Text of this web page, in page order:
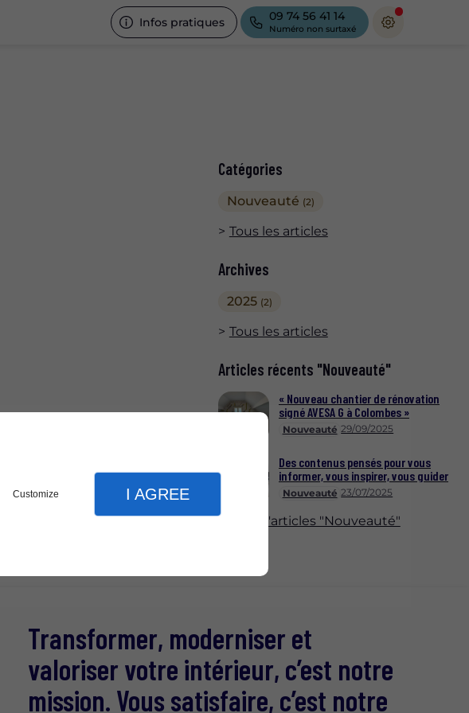
Customize I AGREE
Infos pratiques 09 74 56 41 14
Numéro non surtaxé
Catégories
Nouveauté (2)
Tous les articles
Archives
2025 (2)
Tous les articles
Articles récents "Nouveauté"
Nouveauté 29/09/2025
« Nouveau chantier de rénovation
signé AVESA G à Colombes »
Nouveauté 23/07/2025
Des contenus pensés pour vous
informer, vous inspirer, vous guider
Plus d'articles "Nouveauté"
Transformer, moderniser et
valoriser votre intérieur, c’est notre
mission. Vous satisfaire, c’est notre